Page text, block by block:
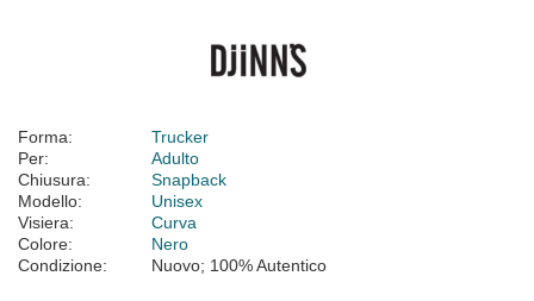
Forma:
Trucker
Per:
Adulto
Chiusura:
Snapback
Modello:
Unisex
Visiera:
Curva
Colore:
Nero
Condizione:
Nuovo; 100% Autentico